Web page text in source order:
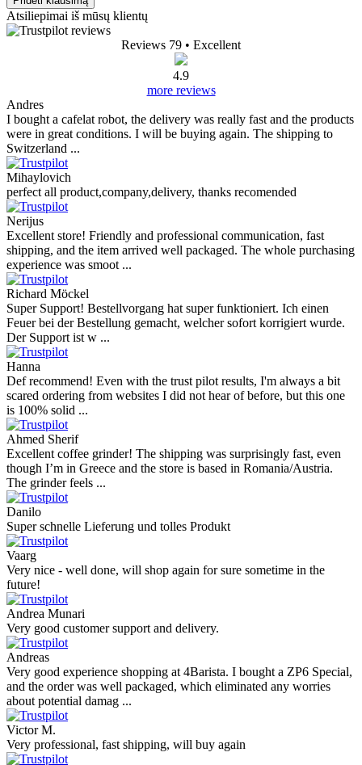
Atsiliepimai iš mūsų klientų
Reviews 79 • Excellent
4.9
more reviews
Andres
I bought a cafelat robot, the delivery was really fast and the products
were in great conditions. I will be buying again. The shipping to
Switzerland ...
Mihaylovich
perfect all product,company,delivery, thanks recomended
Nerijus
Excellent store! Friendly and professional communication, fast
shipping, and the item arrived well packaged. The whole purchasing
experience was smoot ...
Richard Möckel
Super Support! Bestellvorgang hat super funktioniert. Ich einen
Feuer bei der Bestellung gemacht, welcher sofort korrigiert wurde.
Der Support ist w ...
Hanna
Def recommend! Even with the trust pilot results, I'm always a bit
scared ordering from websites I did not hear of before, but this one
is 100% solid ...
Ahmed Sherif
Excellent coffee grinder! The shipping was surprisingly fast, even
though I’m in Greece and the store is based in Romania/Austria.
The grinder feels ...
Danilo
Super schnelle Lieferung und tolles Produkt
Vaarg
Very nice - well done, will shop again for sure sometime in the
future!
Andrea Munari
Very good customer support and delivery.
Andreas
Very good experience shopping at 4Barista. I bought a ZP6 Special,
and the order was well packaged, which eliminated any worries
about potential damag ...
Victor M.
Very professional, fast shipping, will buy again